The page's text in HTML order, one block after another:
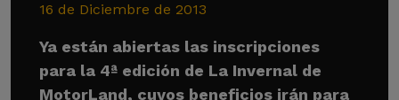
16 de Diciembre de 2013
Ya están abiertas las inscripciones
para la 4ª edición de La Invernal de
MotorLand, cuyos beneficios irán para